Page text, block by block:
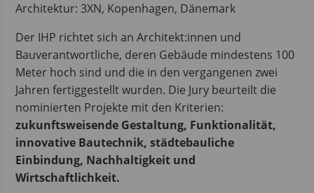
Architektur: 3XN, Kopenhagen, Dänemark
Der IHP richtet sich an Architekt:innen und
Bauverantwortliche, deren Gebäude mindestens 100
Meter hoch sind und die in den vergangenen zwei
Jahren fertiggestellt wurden. Die Jury beurteilt die
nominierten Projekte mit den Kriterien:
zukunftsweisende Gestaltung, Funktionalität,
innovative Bautechnik, städtebauliche
Einbindung, Nachhaltigkeit und
Wirtschaftlichkeit.